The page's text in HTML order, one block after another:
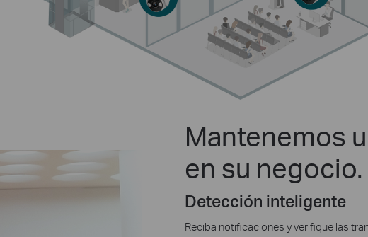
Mantenemos
en su negocio.
Detección inteligente
Reciba notificaciones y verifique las